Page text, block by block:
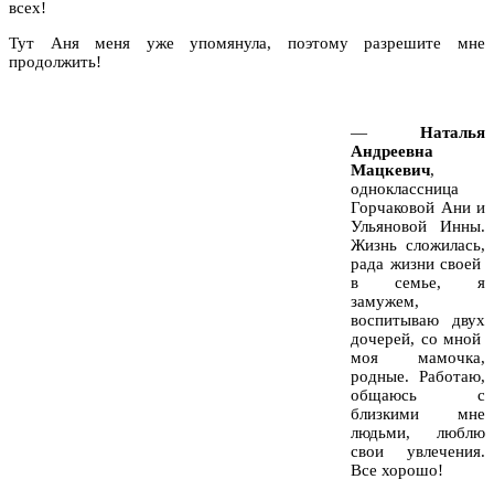
всех!
Тут Аня меня уже упомянула, поэтому разрешите мне
продолжить!
—
Наталья
Андреевна
Мацкевич,
одноклассница
Горчаковой Ани и
Ульяновой Инны.
Жизнь сложилась,
рада жизни своей
в семье, я
замужем,
воспитываю двух
дочерей, со мной
моя мамочка,
родные. Работаю,
общаюсь с
близкими мне
людьми, люблю
свои увлечения.
Все хорошо!